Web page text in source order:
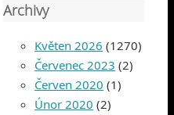
Archivy
Květen 2026 (1270)
Červenec 2023 (2)
Červen 2020 (1)
Únor 2020 (2)